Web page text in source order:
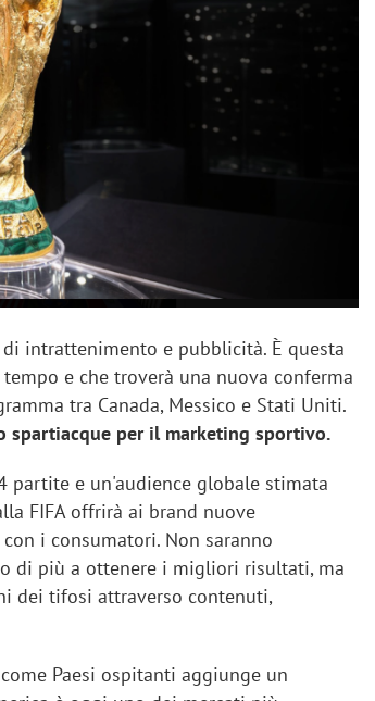
intrattenimento e pubblicità. È questa
e che troverà una nuova conferma
tra Canada, Messico e Stati Uniti.
spartiacque per il marketing sportivo.
partite e un'audience globale stimata
FIFA offrirà ai brand nuove
i consumatori. Non saranno
di più a ottenere i migliori risultati, ma
dei tifosi attraverso contenuti,
Paesi ospitanti aggiunge un
Networking agli eventi: come la
startup Kicè punta a eliminare lo
"spreco di relazioni"